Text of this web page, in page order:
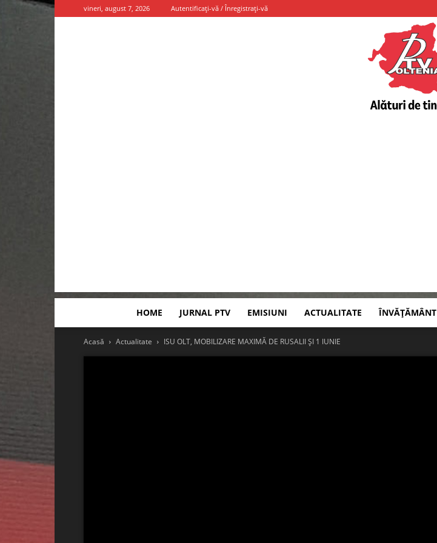
vineri, august 7, 2026 Autentificați-vă / Înregistrați-vă
HOME JURNAL PTV EMISIUNI ACTUALITATE ÎNVĂȚĂMÂNT
Acasă Actualitate ISU OLT, MOBILIZARE MAXIMĂ DE RUSALII ȘI 1 IUNIE